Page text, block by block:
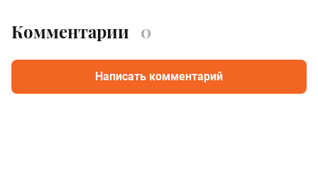
Комментарии 0
Написать комментарий